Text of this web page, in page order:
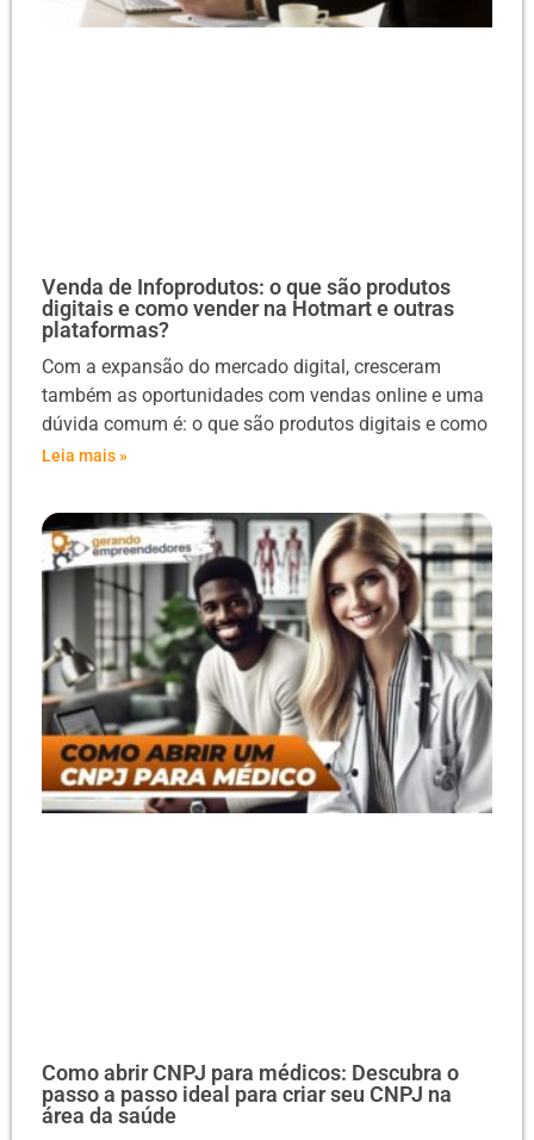
Venda de Infoprodutos: o que são produtos
digitais e como vender na Hotmart e outras
plataformas?
Com a expansão do mercado digital, cresceram
também as oportunidades com vendas online e uma
dúvida comum é: o que são produtos digitais e como
Leia mais »
Como abrir CNPJ para médicos: Descubra o
passo a passo ideal para criar seu CNPJ na
área da saúde